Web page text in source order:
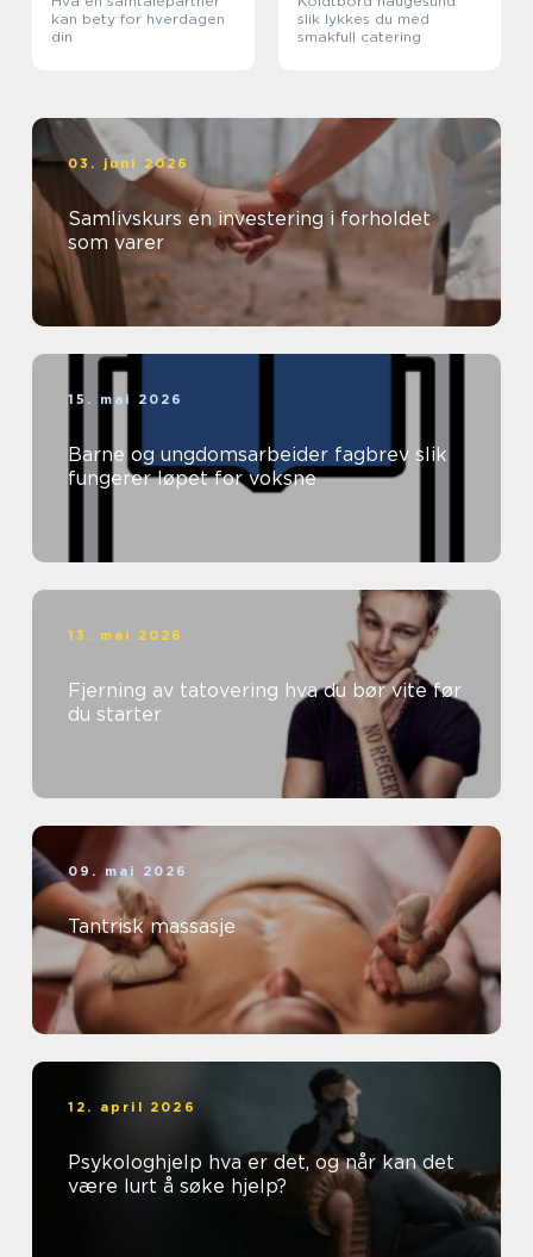
kan bety for hverdagen
din
slik lykkes du med
smakfull catering
03. juni 2026
Samlivskurs en investering i forholdet
som varer
15. mai 2026
Barne og ungdomsarbeider fagbrev slik
fungerer løpet for voksne
13. mai 2026
Fjerning av tatovering hva du bør vite før
du starter
09. mai 2026
Tantrisk massasje
12. april 2026
Psykologhjelp hva er det, og når kan det
være lurt å søke hjelp?